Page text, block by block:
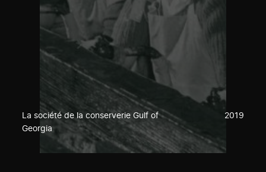
La société de la conserverie Gulf of
Georgia
2019